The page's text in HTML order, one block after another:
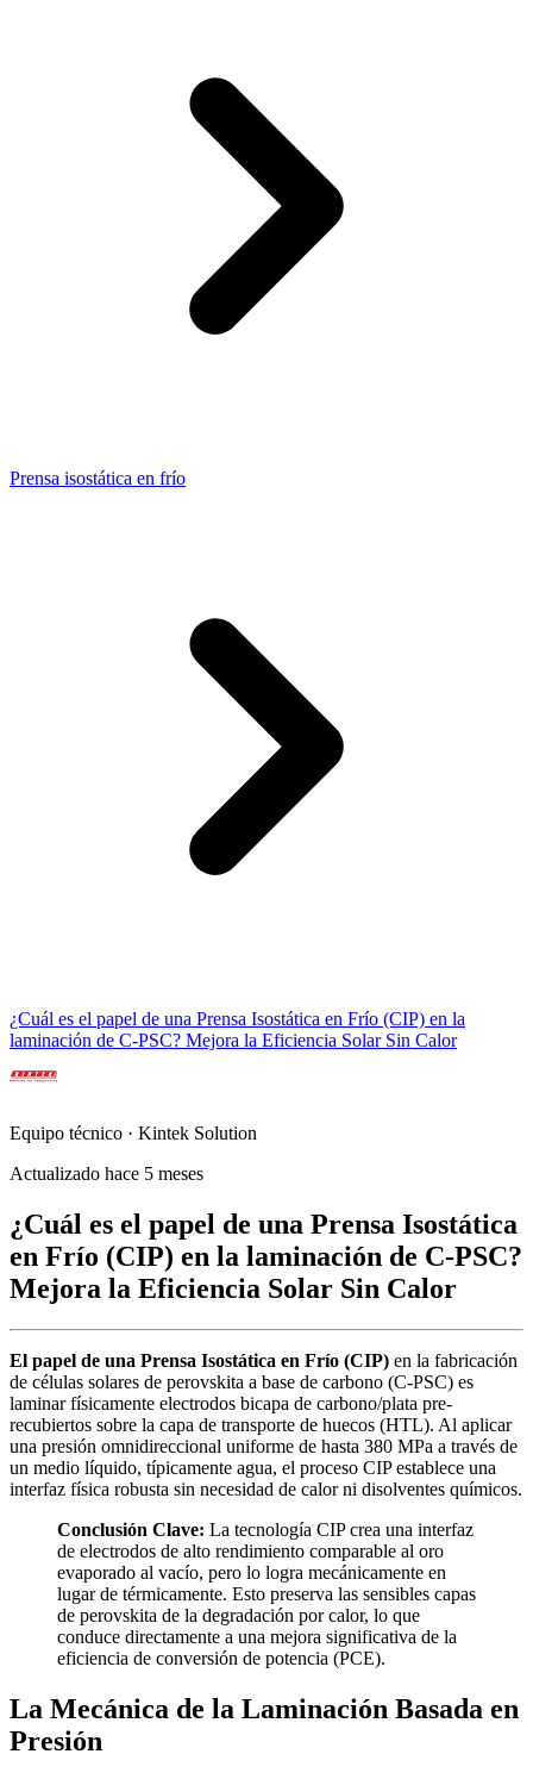
Prensa isostática en frío
¿Cuál es el papel de una Prensa Isostática en Frío (CIP) en la
laminación de C-PSC? Mejora la Eficiencia Solar Sin Calor
Equipo técnico · Kintek Solution
Actualizado hace 5 meses
¿Cuál es el papel de una Prensa Isostática
en Frío (CIP) en la laminación de C-PSC?
Mejora la Eficiencia Solar Sin Calor
El papel de una Prensa Isostática en Frío (CIP) en la fabricación
de células solares de perovskita a base de carbono (C-PSC) es
laminar físicamente electrodos bicapa de carbono/plata pre-
recubiertos sobre la capa de transporte de huecos (HTL). Al aplicar
una presión omnidireccional uniforme de hasta 380 MPa a través de
un medio líquido, típicamente agua, el proceso CIP establece una
interfaz física robusta sin necesidad de calor ni disolventes químicos.
Conclusión Clave: La tecnología CIP crea una interfaz
de electrodos de alto rendimiento comparable al oro
evaporado al vacío, pero lo logra mecánicamente en
lugar de térmicamente. Esto preserva las sensibles capas
de perovskita de la degradación por calor, lo que
conduce directamente a una mejora significativa de la
eficiencia de conversión de potencia (PCE).
La Mecánica de la Laminación Basada en
Presión